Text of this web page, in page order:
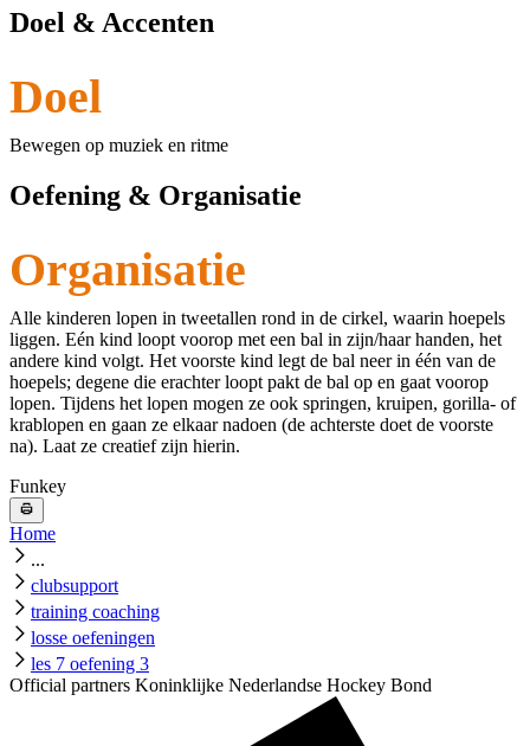
Doel & Accenten
Doel
Bewegen op muziek en ritme
Oefening & Organisatie
Organisatie
Alle kinderen lopen in tweetallen rond in de cirkel, waarin hoepels
liggen. Eén kind loopt voorop met een bal in zijn/haar handen, het
andere kind volgt. Het voorste kind legt de bal neer in één van de
hoepels; degene die erachter loopt pakt de bal op en gaat voorop
lopen. Tijdens het lopen mogen ze ook springen, kruipen, gorilla- of
krablopen en gaan ze elkaar nadoen (de achterste doet de voorste
na). Laat ze creatief zijn hierin.
Funkey
Home
...
clubsupport
training coaching
losse oefeningen
les 7 oefening 3
Official partners Koninklijke Nederlandse Hockey Bond